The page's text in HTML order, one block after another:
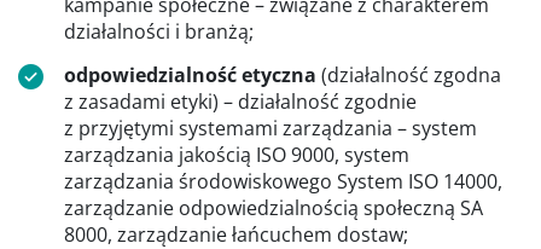
działalności i branżą;
odpowiedzialność etyczna (działalność zgodna
z zasadami etyki) – działalność zgodnie
z przyjętymi systemami zarządzania – system
zarządzania jakością ISO 9000, system
zarządzania środowiskowego System ISO 14000,
zarządzanie odpowiedzialnością społeczną SA
8000, zarządzanie łańcuchem dostaw;